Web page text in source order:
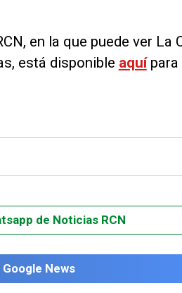
en la que puede ver La
está disponible aquípara
de Noticias RCN
News